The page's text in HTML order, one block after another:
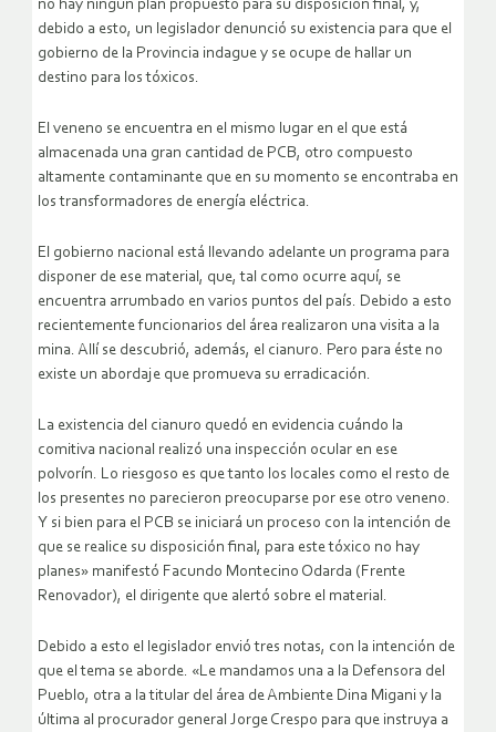
no hay ningún plan propuesto para su disposición final, y,
debido a esto, un legislador denunció su existencia para que el
gobierno de la Provincia indague y se ocupe de hallar un
destino para los tóxicos.
El veneno se encuentra en el mismo lugar en el que está
almacenada una gran cantidad de PCB, otro compuesto
altamente contaminante que en su momento se encontraba en
los transformadores de energía eléctrica.
El gobierno nacional está llevando adelante un programa para
disponer de ese material, que, tal como ocurre aquí, se
encuentra arrumbado en varios puntos del país. Debido a esto
recientemente funcionarios del área realizaron una visita a la
mina. Allí se descubrió, además, el cianuro. Pero para éste no
existe un abordaje que promueva su erradicación.
La existencia del cianuro quedó en evidencia cuándo la
comitiva nacional realizó una inspección ocular en ese
polvorín. Lo riesgoso es que tanto los locales como el resto de
los presentes no parecieron preocuparse por ese otro veneno.
Y si bien para el PCB se iniciará un proceso con la intención de
que se realice su disposición final, para este tóxico no hay
planes» manifestó Facundo Montecino Odarda (Frente
Renovador), el dirigente que alertó sobre el material.
Debido a esto el legislador envió tres notas, con la intención de
que el tema se aborde. «Le mandamos una a la Defensora del
Pueblo, otra a la titular del área de Ambiente Dina Migani y la
última al procurador general Jorge Crespo para que instruya a